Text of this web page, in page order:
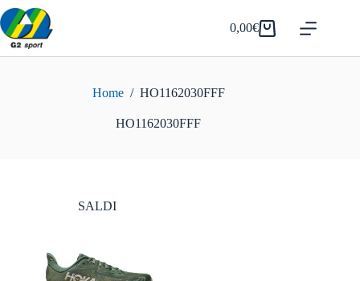
Salta
al
contenuto
Carrello
0,00€
Home / HO1162030FFF
HO1162030FFF
SALDI